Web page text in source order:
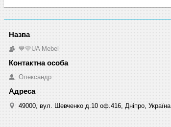
💙💛UA Mebel
Олександр
49000, вул. Шевченко д.10 оф.416, Дніпро, Україна